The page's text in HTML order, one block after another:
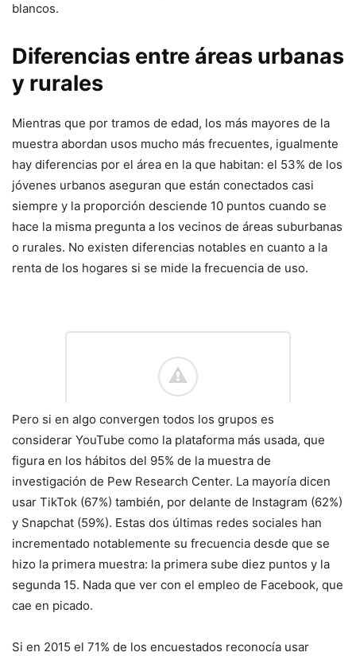
blancos.
Diferencias entre áreas urbanas
y rurales
Mientras que por tramos de edad, los más mayores de la
muestra abordan usos mucho más frecuentes, igualmente
hay diferencias por el área en la que habitan: el 53% de los
jóvenes urbanos aseguran que están conectados casi
siempre y la proporción desciende 10 puntos cuando se
hace la misma pregunta a los vecinos de áreas suburbanas
o rurales. No existen diferencias notables en cuanto a la
renta de los hogares si se mide la frecuencia de uso.
Pero si en algo convergen todos los grupos es
considerar YouTube como la plataforma más usada, que
figura en los hábitos del 95% de la muestra de
investigación de Pew Research Center. La mayoría dicen
usar TikTok (67%) también, por delante de Instagram (62%)
y Snapchat (59%). Estas dos últimas redes sociales han
incrementado notablemente su frecuencia desde que se
hizo la primera muestra: la primera sube diez puntos y la
segunda 15. Nada que ver con el empleo de Facebook, que
cae en picado.
Si en 2015 el 71% de los encuestados reconocía usar